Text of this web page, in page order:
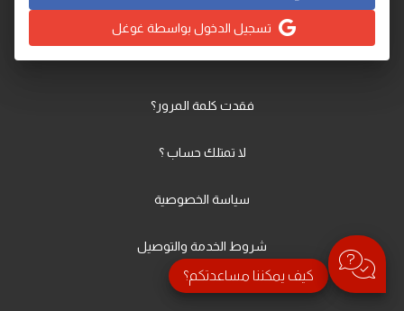
كيف يمكننا مساعدتكم؟
تسجيل الدخول بواسطة غوغل
فقدت كلمة المرور؟
لا تمتلك حساب ؟
سياسة الخصوصية
شروط الخدمة والتوصيل